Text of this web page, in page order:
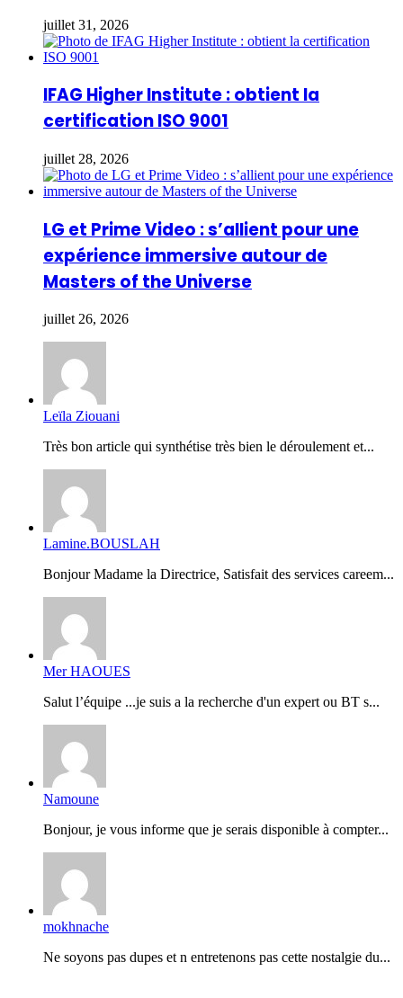
juillet 31, 2026
IFAG Higher Institute : obtient la
certification ISO 9001
juillet 28, 2026
LG et Prime Video : s’allient pour une
expérience immersive autour de
Masters of the Universe
juillet 26, 2026
Leïla Ziouani
Très bon article qui synthétise très bien le déroulement et...
Lamine.BOUSLAH
Bonjour Madame la Directrice, Satisfait des services careem...
Mer HAOUES
Salut l’équipe ...je suis a la recherche d'un expert ou BT s...
Namoune
Bonjour, je vous informe que je serais disponible à compter...
mokhnache
Ne soyons pas dupes et n entretenons pas cette nostalgie du...